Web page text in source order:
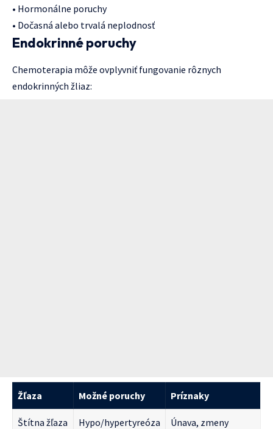
• Hormonálne poruchy
• Dočasná alebo trvalá neplodnosť
Endokrinné poruchy
Chemoterapia môže ovplyvniť fungovanie rôznych
endokrinných žliaz:
Žľaza Možné poruchy Príznaky
Štítna žľaza Hypo/hypertyreóza
Únava, zmeny